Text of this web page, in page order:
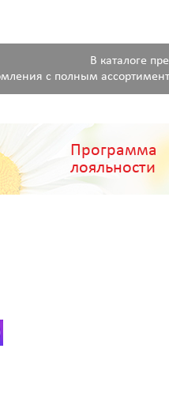
В каталоге
с полным
Программа
лояльности